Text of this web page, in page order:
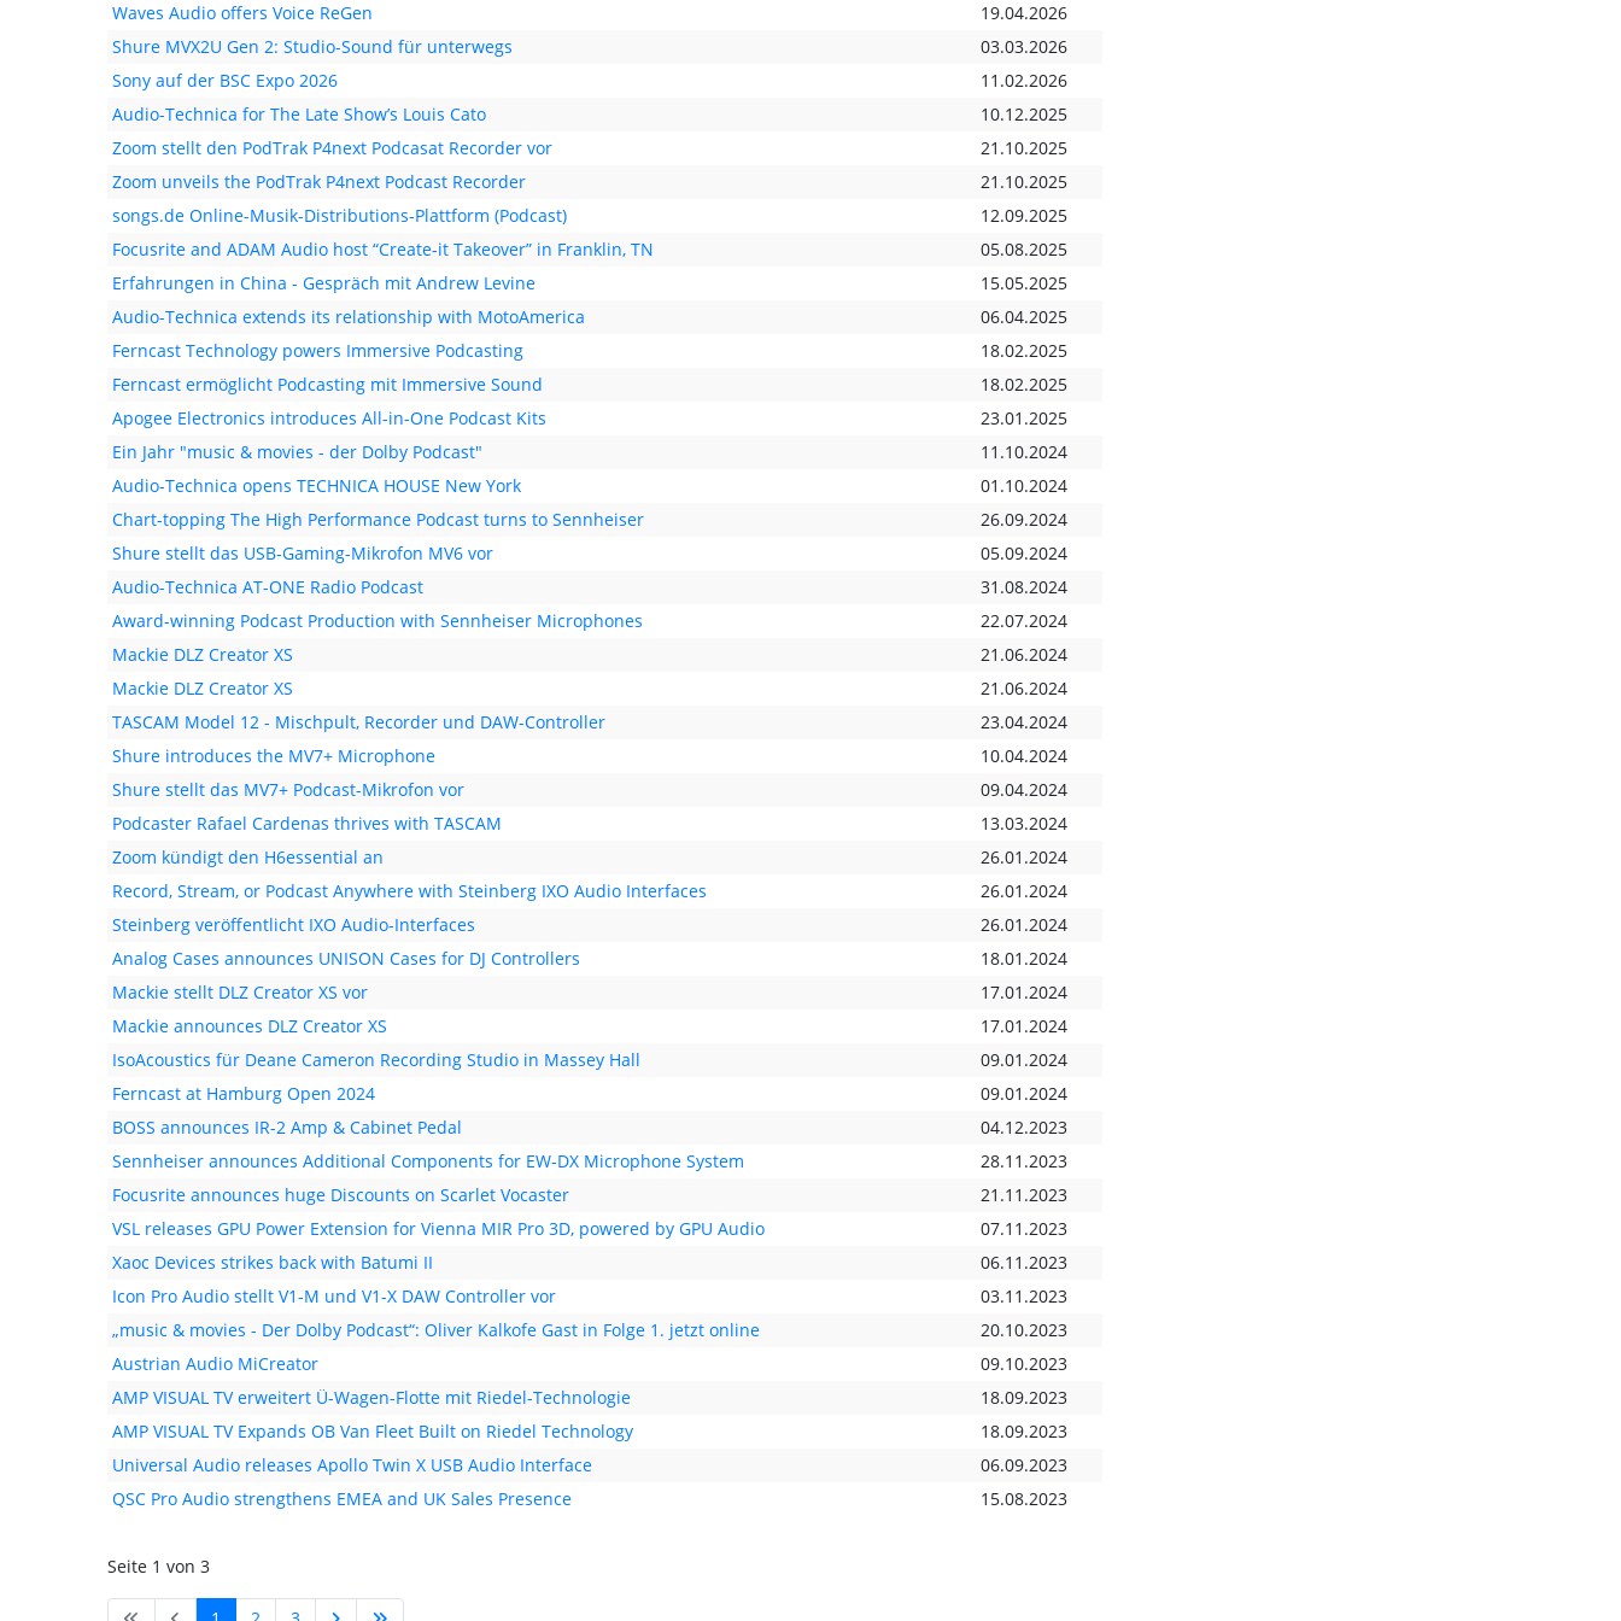
Waves Audio offers Voice ReGen
19.04.2026
Shure MVX2U Gen 2: Studio-Sound für unterwegs
03.03.2026
Sony auf der BSC Expo 2026
11.02.2026
Audio-Technica for The Late Show’s Louis Cato
10.12.2025
Zoom stellt den PodTrak P4next Podcasat Recorder vor
21.10.2025
Zoom unveils the PodTrak P4next Podcast Recorder
21.10.2025
songs.de Online-Musik-Distributions-Plattform (Podcast)
12.09.2025
Focusrite and ADAM Audio host “Create-it Takeover” in Franklin, TN
05.08.2025
Erfahrungen in China - Gespräch mit Andrew Levine
15.05.2025
Audio-Technica extends its relationship with MotoAmerica
06.04.2025
Ferncast Technology powers Immersive Podcasting
18.02.2025
Ferncast ermöglicht Podcasting mit Immersive Sound
18.02.2025
Apogee Electronics introduces All-in-One Podcast Kits
23.01.2025
Ein Jahr "music & movies - der Dolby Podcast"
11.10.2024
Audio-Technica opens TECHNICA HOUSE New York
01.10.2024
Chart-topping The High Performance Podcast turns to Sennheiser
26.09.2024
Shure stellt das USB-Gaming-Mikrofon MV6 vor
05.09.2024
Audio-Technica AT-ONE Radio Podcast
31.08.2024
Award-winning Podcast Production with Sennheiser Microphones
22.07.2024
Mackie DLZ Creator XS
21.06.2024
Mackie DLZ Creator XS
21.06.2024
TASCAM Model 12 - Mischpult, Recorder und DAW-Controller
23.04.2024
Shure introduces the MV7+ Microphone
10.04.2024
Shure stellt das MV7+ Podcast-Mikrofon vor
09.04.2024
Podcaster Rafael Cardenas thrives with TASCAM
13.03.2024
Zoom kündigt den H6essential an
26.01.2024
Record, Stream, or Podcast Anywhere with Steinberg IXO Audio Interfaces
26.01.2024
Steinberg veröffentlicht IXO Audio-Interfaces
26.01.2024
Analog Cases announces UNISON Cases for DJ Controllers
18.01.2024
Mackie stellt DLZ Creator XS vor
17.01.2024
Mackie announces DLZ Creator XS
17.01.2024
IsoAcoustics für Deane Cameron Recording Studio in Massey Hall
09.01.2024
Ferncast at Hamburg Open 2024
09.01.2024
BOSS announces IR-2 Amp & Cabinet Pedal
04.12.2023
Sennheiser announces Additional Components for EW-DX Microphone System
28.11.2023
Focusrite announces huge Discounts on Scarlet Vocaster
21.11.2023
VSL releases GPU Power Extension for Vienna MIR Pro 3D, powered by GPU Audio
07.11.2023
Xaoc Devices strikes back with Batumi II
06.11.2023
Icon Pro Audio stellt V1-M und V1-X DAW Controller vor
03.11.2023
„music & movies - Der Dolby Podcast“: Oliver Kalkofe Gast in Folge 1. jetzt online
20.10.2023
Austrian Audio MiCreator
09.10.2023
AMP VISUAL TV erweitert Ü-Wagen-Flotte mit Riedel-Technologie
18.09.2023
AMP VISUAL TV Expands OB Van Fleet Built on Riedel Technology
18.09.2023
Universal Audio releases Apollo Twin X USB Audio Interface
06.09.2023
QSC Pro Audio strengthens EMEA and UK Sales Presence
15.08.2023
Seite 1 von 3